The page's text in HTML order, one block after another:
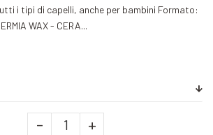
i tipi di capelli, anche per bambini Formato:
WAX - CERA...
- +